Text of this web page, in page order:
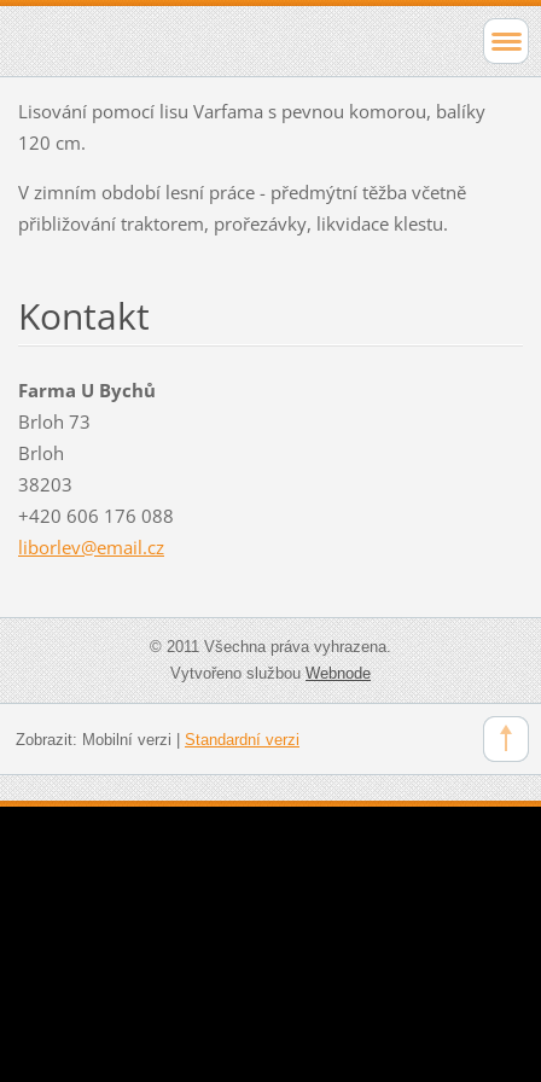
Lisování pomocí lisu Varfama s pevnou komorou, balíky
120 cm.
V zimním období lesní práce - předmýtní těžba včetně
přibližování traktorem, prořezávky, likvidace klestu.
Kontakt
Farma U Bychů
Brloh 73
Brloh
38203
+420 606 176 088
liborlev@email.cz
© 2011 Všechna práva vyhrazena.
Vytvořeno službouWebnode
Zobrazit: Mobilní verzi Standardní verzi